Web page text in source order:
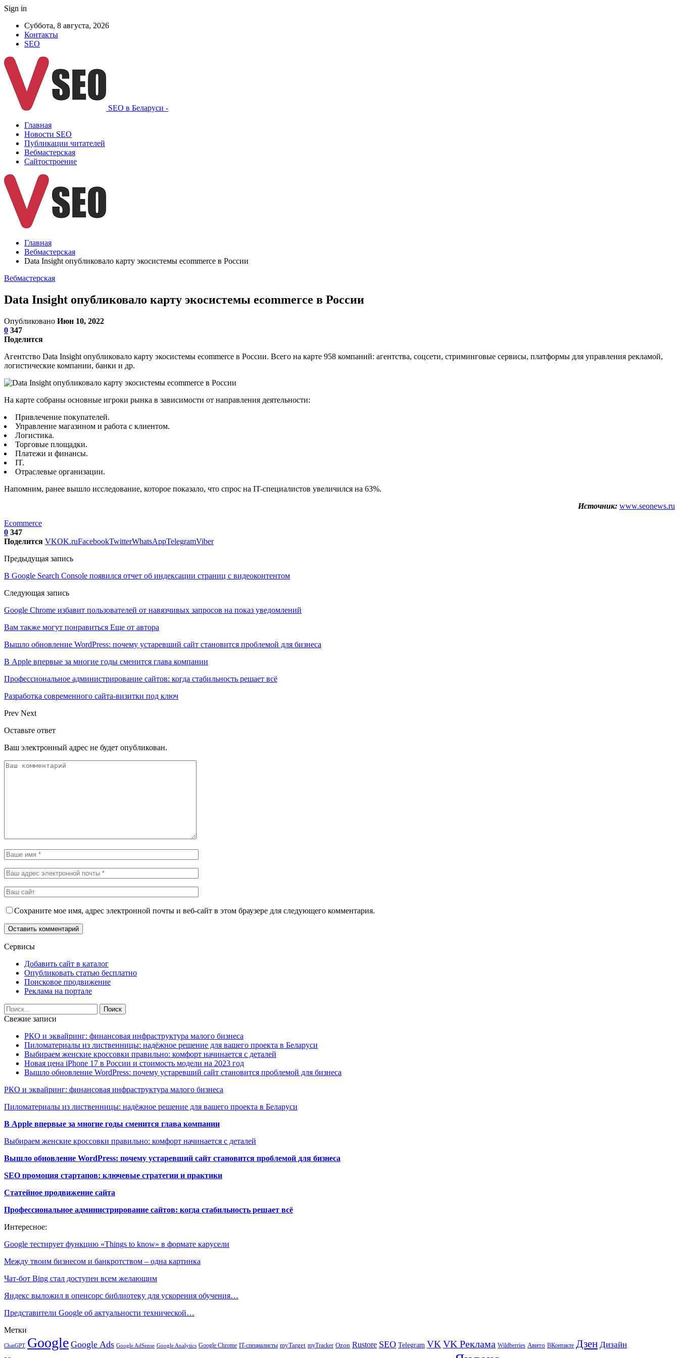
Sign in
Суббота, 8 августа, 2026
Контакты
SEO
SEO в Беларуси -
Главная
Новости SEO
Публикации читателей
Вебмастерская
Сайтостроение
Главная
Вебмастерская
Data Insight опубликовало карту экосистемы ecommerce в России
Вебмастерская
Data Insight опубликовало карту экосистемы ecommerce в России
Опубликовано Июн 10, 2022
0 347
Поделится
Агентство Data Insight опубликовало карту экосистемы ecоmmerce в России. Всего на карте 958 компаний: агентства, соцсети, стриминговые сервисы, платформы для управления рекламой,
логистические компании, банки и др.
На карте собраны основные игроки рынка в зависимости от направления деятельности:
Привлечение покупателей.
Управление магазином и работа с клиентом.
Логистика.
Торговые площадки.
Платежи и финансы.
IT.
Отраслевые организации.
Напомним, ранее вышло исследование, которое показало, что спрос на IT-специалистов увеличился на 63%.
Источник: www.seonews.ru
Ecommerce
0 347
Поделится VKOK.ruFacebookTwitterWhatsAppTelegramViber
Предыдущая запись
В Google Search Console появился отчет об индексации страниц с видеоконтентом
Следующая запись
Google Chrome избавит пользователей от навязчивых запросов на показ уведомлений
Вам также могут понравиться Еще от автора
Вышло обновление WordPress: почему устаревший сайт становится проблемой для бизнеса
В Apple впервые за многие годы сменится глава компании
Профессиональное администрирование сайтов: когда стабильность решает всё
Разработка современного сайта-визитки под ключ
Prev Next
Оставьте ответ
Ваш электронный адрес не будет опубликован.
Сохраните мое имя, адрес электронной почты и веб-сайт в этом браузере для следующего комментария.
Сервисы
Добавить сайт в каталог
Опубликовать статью бесплатно
Поисковое продвижение
Реклама на портале
Свежие записи
РКО и эквайринг: финансовая инфраструктура малого бизнеса
Пиломатериалы из лиственницы: надёжное решение для вашего проекта в Беларуси
Выбираем женские кроссовки правильно: комфорт начинается с деталей
Новая цена iPhone 17 в России и стоимость модели на 2023 год
Вышло обновление WordPress: почему устаревший сайт становится проблемой для бизнеса
РКО и эквайринг: финансовая инфраструктура малого бизнеса
Пиломатериалы из лиственницы: надёжное решение для вашего проекта в Беларуси
В Apple впервые за многие годы сменится глава компании
Выбираем женские кроссовки правильно: комфорт начинается с деталей
Вышло обновление WordPress: почему устаревший сайт становится проблемой для бизнеса
SEO промоция стартапов: ключевые стратегии и практики
Статейное продвижение сайта
Профессиональное администрирование сайтов: когда стабильность решает всё
Интересное:
Google тестирует функцию «Things to know» в формате карусели
Между твоим бизнесом и банкротством – одна картинка
Чат-бот Bing стал доступен всем желающим
Яндекс выложил в опенсорс библиотеку для ускорения обучения…
Представители Google об актуальности технической…
Метки
ChatGPT Google Google Ads Google AdSense Google Analytics Google Chrome IT-специалисты myTarget myTracker Ozon Rustore SEO Telegram VK VK Реклама Wildberries Авито ВКонтакте Дзен Дизайн